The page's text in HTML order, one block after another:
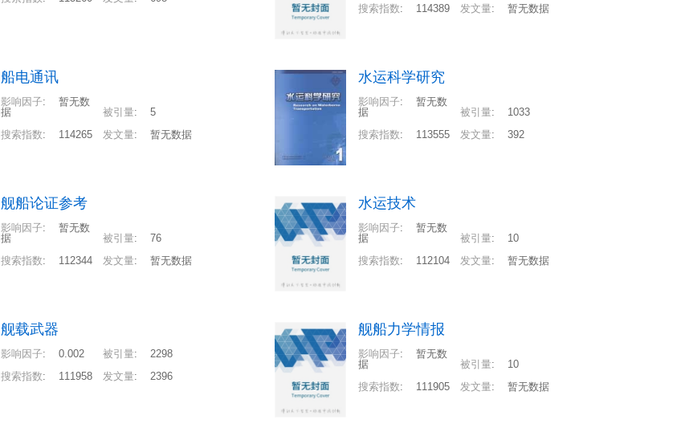
搜索指数: 114389 发文量: 暂无数据
船电通讯
影响因子:
暂无数
据
被引量:
5
搜索指数: 114265 发文量: 暂无数据
水运科学研究
影响因子:
暂无数
据
被引量:
1033
搜索指数: 113555 发文量: 392
舰船论证参考
影响因子:
暂无数
据
被引量:
76
搜索指数: 112344 发文量: 暂无数据
水运技术
影响因子:
暂无数
据
被引量:
10
搜索指数: 112104 发文量: 暂无数据
舰载武器
影响因子: 0.002 被引量:
2298
搜索指数: 111958 发文量: 2396
舰船力学情报
影响因子:
暂无数
据
被引量:
10
搜索指数: 111905 发文量: 暂无数据